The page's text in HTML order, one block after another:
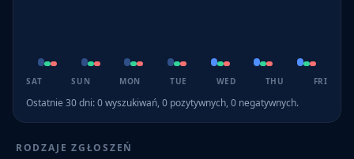
SAT SUN MON TUE WED THU FRI
Ostatnie 30 dni:0wyszukiwań,0 pozytywnych,0 negatywnych.
RODZAJE ZGŁOSZEŃ